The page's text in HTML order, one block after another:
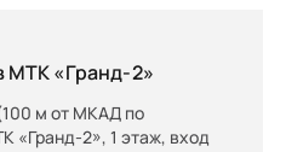
МТК «Гранд-2»
м от МКАД по
«Гранд-2», 1 этаж, вход